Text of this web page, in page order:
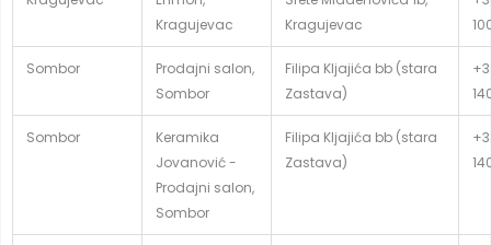
Kragujevac
Kragujevac
Sombor
Prodajni salon,
Sombor
Filipa Kljajića bb (stara
Zastava)
Sombor
Keramika
Jovanović -
Prodajni salon,
Sombor
Filipa Kljajića bb (stara
Zastava)